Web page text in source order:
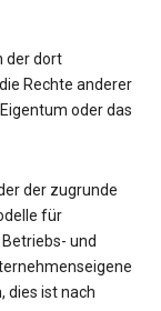
der dort
Rechte anderer
oder das
der zugrunde
für
und
dies ist nach